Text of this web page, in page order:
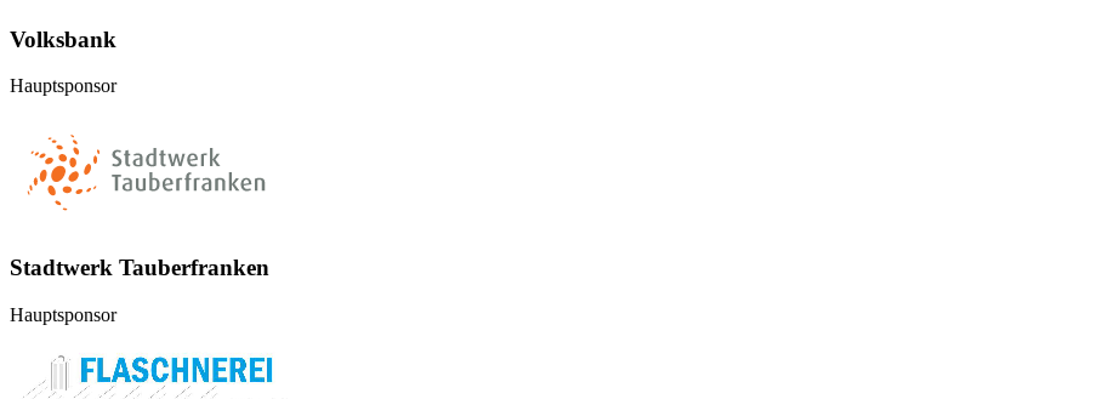
Volksbank
Hauptsponsor
Stadtwerk Tauberfranken
Hauptsponsor